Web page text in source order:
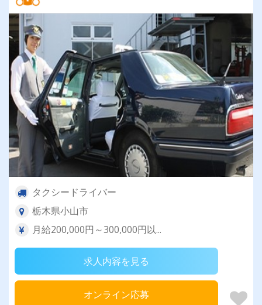
タクシードライバー
栃木県小山市
月給200,000円～300,000円以...
求人内容を見る
オンライン応募